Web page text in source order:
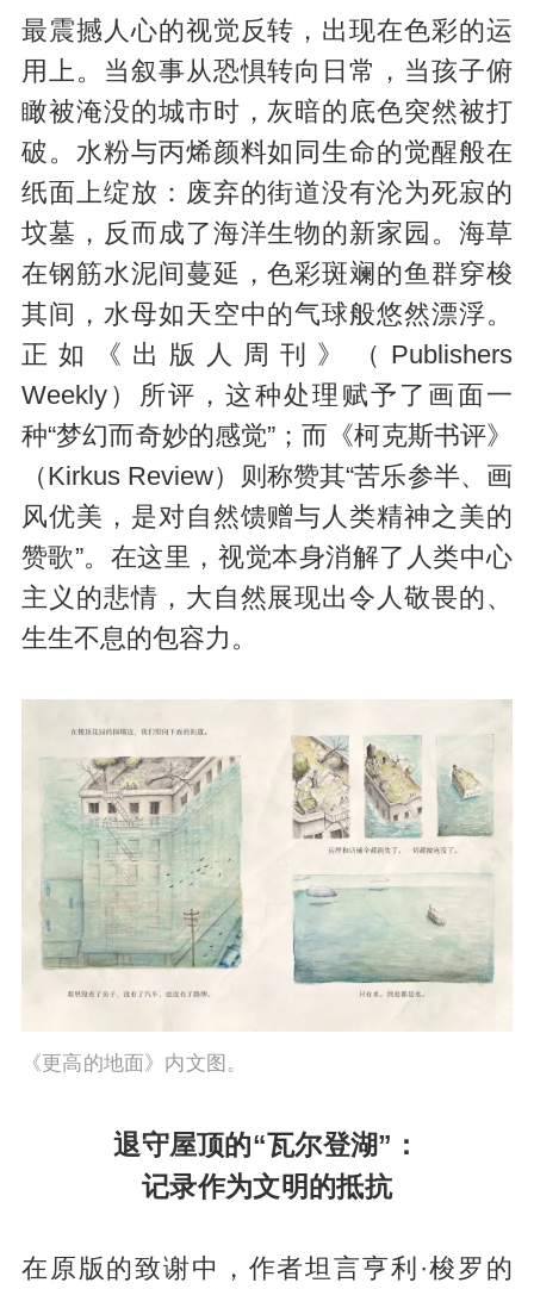
最震撼人心的视觉反转，出现在色彩的运
用上。当叙事从恐惧转向日常，当孩子俯
瞰被淹没的城市时，灰暗的底色突然被打
破。水粉与丙烯颜料如同生命的觉醒般在
纸面上绽放：废弃的街道没有沦为死寂的
坟墓，反而成了海洋生物的新家园。海草
在钢筋水泥间蔓延，色彩斑斓的鱼群穿梭
其间，水母如天空中的气球般悠然漂浮。
正如《出版人周刊》（Publishers
Weekly）所评，这种处理赋予了画面一
种“梦幻而奇妙的感觉”；而《柯克斯书评》
（Kirkus Review）则称赞其“苦乐参半、画
风优美，是对自然馈赠与人类精神之美的
赞歌”。在这里，视觉本身消解了人类中心
主义的悲情，大自然展现出令人敬畏的、
生生不息的包容力。
《更高的地面》内文图。
退守屋顶的“瓦尔登湖”：
记录作为文明的抵抗
在原版的致谢中，作者坦言亨利·梭罗的